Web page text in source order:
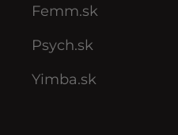
Femm.sk
Psych.sk
Yimba.sk